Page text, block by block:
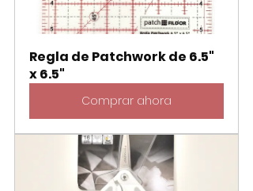
Regla de Patchwork de 6.5"
x 6.5"
Comprar ahora